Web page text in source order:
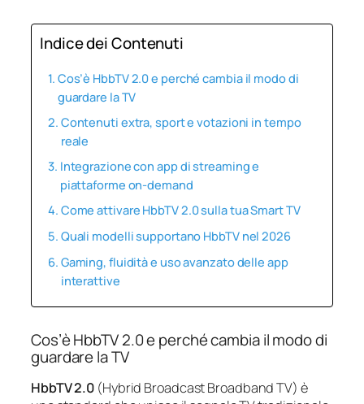
Indice dei Contenuti
Cos’è HbbTV 2.0 e perché cambia il modo di
guardare la TV
Contenuti extra, sport e votazioni in tempo
reale
Integrazione con app di streaming e
piattaforme on‑demand
Come attivare HbbTV 2.0 sulla tua Smart TV
Quali modelli supportano HbbTV nel 2026
Gaming, fluidità e uso avanzato delle app
interattive
Cos’è HbbTV 2.0 e perché cambia il modo di
guardare la TV
HbbTV 2.0 (Hybrid Broadcast Broadband TV) è